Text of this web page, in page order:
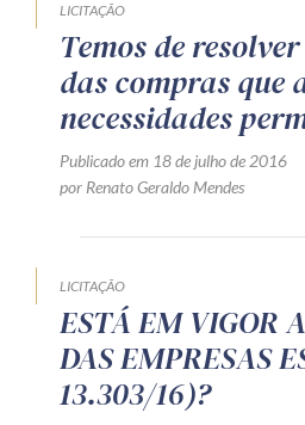
LICITAÇÃO
Temos de
das compras que
necessidades
Publicado em 18 de julho de 2016
por Renato Geraldo Mendes
LICITAÇÃO
ESTÁ EM VIGOR
DAS EMPRESAS
13.303/16)?